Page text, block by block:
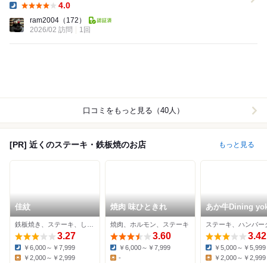
4.0
ram2004 （172）
2026/02 訪問
1回
口コミをもっと見る（40人）
[PR] 近くのステーキ・鉄板焼のお店 もっと見る
佳紋
3.27
Dinner:
￥6,000～￥7,999
￥2,000～￥2,999
焼肉 味ひときれ
焼肉、ホルモン、ステーキ
3.60
Dinner:
￥6,000～￥7,999
-
あか牛Dining
yoka 鉄板&グリ
ステーキ、ハンバー
3.42
Dinner:
￥5,000～￥5,999
￥2,000～￥2,999